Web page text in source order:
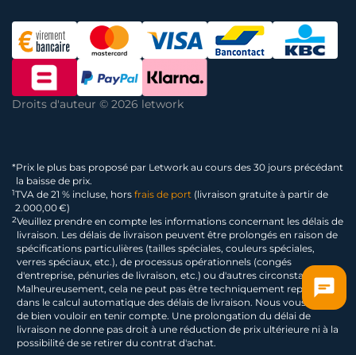
Droits d'auteur © 2026 letwork
*Prix le plus bas proposé par Letwork au cours des 30 jours précédant
la baisse de prix.
1TVA de 21 % incluse, hors frais de port (livraison gratuite à partir de
2.000,00 €)
2Veuillez prendre en compte les informations concernant les délais de
livraison. Les délais de livraison peuvent être prolongés en raison de
spécifications particulières (tailles spéciales, couleurs spéciales,
verres spéciaux, etc.), de processus opérationnels (congés
d'entreprise, pénuries de livraison, etc.) ou d'autres circonstances.
Malheureusement, cela ne peut pas être techniquement représenté
dans le calcul automatique des délais de livraison. Nous vous prions
de bien vouloir en tenir compte. Une prolongation du délai de
livraison ne donne pas droit à une réduction de prix ultérieure ni à la
possibilité de se retirer du contrat d'achat.